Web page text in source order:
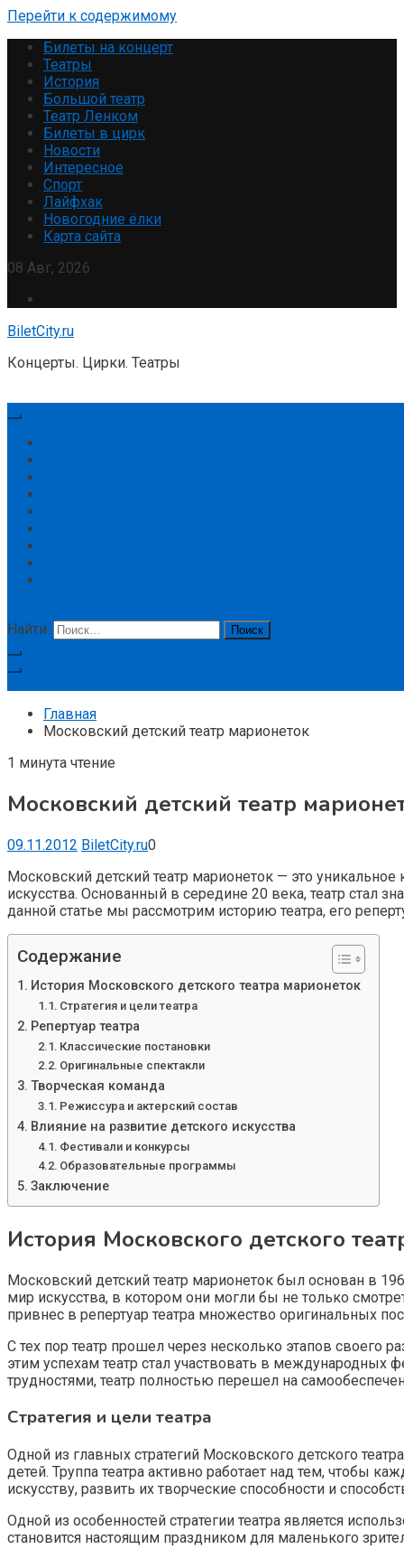
Перейти к содержимому
Билеты на концерт
Театры
История
Большой театр
Театр Ленком
Билеты в цирк
Новости
Интересное
Спорт
Лайфхак
Новогодние ёлки
Карта сайта
08 Авг, 2026
BiletCity.ru
Концерты. Цирки. Театры
Найти:
Главная
Московский детский театр марионеток
1 минута чтение
Московский детский театр
09.11.2012 BiletCity.ru0
Московский детский театр марионеток — это
искусства. Основанный в середине 20 века, театр стал
данной статье мы рассмотрим историю театра, его
Содержание
История Московского детского театра марионеток
Стратегия и цели театра
Репертуар театра
Классические постановки
Оригинальные спектакли
Творческая команда
Режиссура и актерский состав
Влияние на развитие детского искусства
Фестивали и конкурсы
Образовательные программы
Заключение
История Московского детского
Московский детский театр марионеток был основан в
мир искусства, в котором они могли бы не только
привнес в репертуар театра множество оригинальных
С тех пор театр прошел через несколько этапов своего
этим успехам театр стал участвовать в международных
трудностями, театр полностью перешел на
Стратегия и цели театра
Одной из главных стратегий Московского детского
детей. Труппа театра активно работает над тем, чтобы
искусству, развить их творческие способности и
Одной из особенностей стратегии театра является
становится настоящим праздником для маленького